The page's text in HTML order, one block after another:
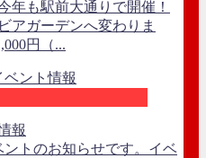
年も駅前大通りで開催！
アガーデンへ変わりま
円（...
報
トのお知らせです。イベ